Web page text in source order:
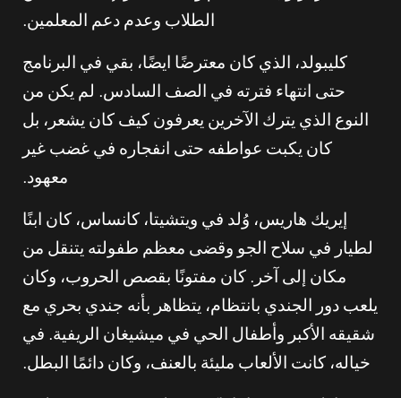
الطلاب وعدم دعم المعلمين.
كليبولد، الذي كان معترضًا ايضًا، بقي في البرنامج
حتى انتهاء فترته في الصف السادس. لم يكن من
النوع الذي يترك الآخرين يعرفون كيف كان يشعر، بل
كان يكبت عواطفه حتى انفجاره في غضب غير
معهود.
إيريك هاريس، وُلد في ويتشيتا، كانساس، كان ابنًا
لطيار في سلاح الجو وقضى معظم طفولته يتنقل من
مكان إلى آخر. كان مفتونًا بقصص الحروب، وكان
يلعب دور الجندي بانتظام، يتظاهر بأنه جندي بحري مع
شقيقه الأكبر وأطفال الحي في ميشيغان الريفية. في
خياله، كانت الألعاب مليئة بالعنف، وكان دائمًا البطل.